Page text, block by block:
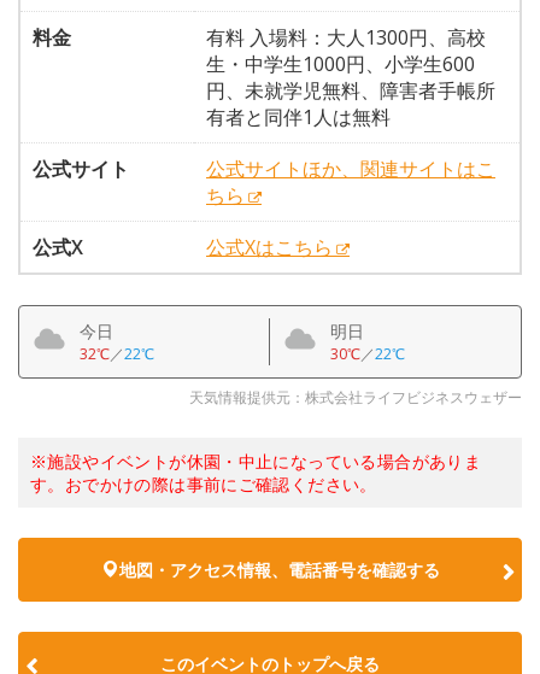
料金
有料 入場料：大人1300円、高校
生・中学生1000円、小学生600
円、未就学児無料、障害者手帳所
有者と同伴1人は無料
公式サイト
公式サイトほか、関連サイトはこ
ちら
公式X
公式Xはこちら
今日
32℃／22℃
明日
30℃／22℃
天気情報提供元：株式会社ライフビジネスウェザー
※施設やイベントが休園・中止になっている場合がありま
す。おでかけの際は事前にご確認ください。
地図・アクセス情報、電話番号を確認する
このイベントのトップへ戻る